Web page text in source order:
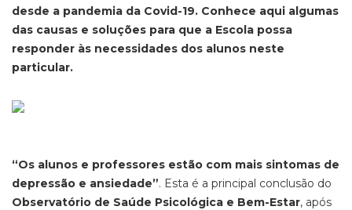
desde a pandemia da Covid-19. Conhece aqui algumas
das causas e soluções para que a Escola possa
responder às necessidades dos alunos neste
particular.
“Os alunos e professores estão com mais sintomas de
depressão e ansiedade”. Esta é a principal conclusão do
Observatório de Saúde Psicológica e Bem-Estar, após